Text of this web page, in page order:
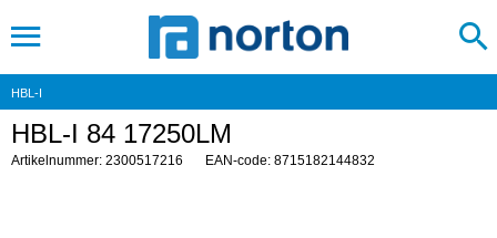
HBL-I
HBL-I 84 17250LM
Artikelnummer: 2300517216 EAN-code: 8715182144832